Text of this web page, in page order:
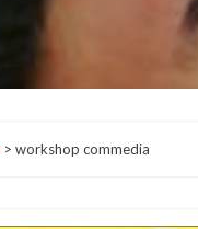
> workshop commedia